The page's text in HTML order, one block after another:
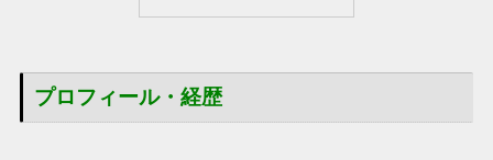
プロフィール・経歴